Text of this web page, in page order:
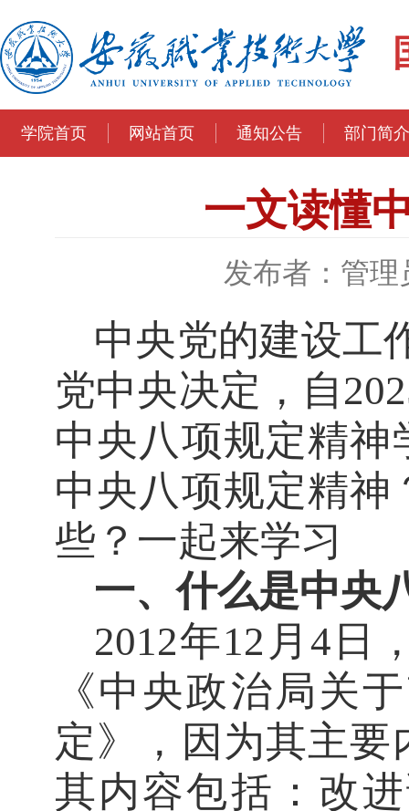
学院首页 网站首页 通知公告 部门简介
一文读懂
发布者：管理
中央党的建设工
党中央决定，自
中央八项规定精
中央八项规定精
些？一起来学习
一、什么是中央
2012年12月4日
《中央政治局关
定》，因为其主
其内容包括：改